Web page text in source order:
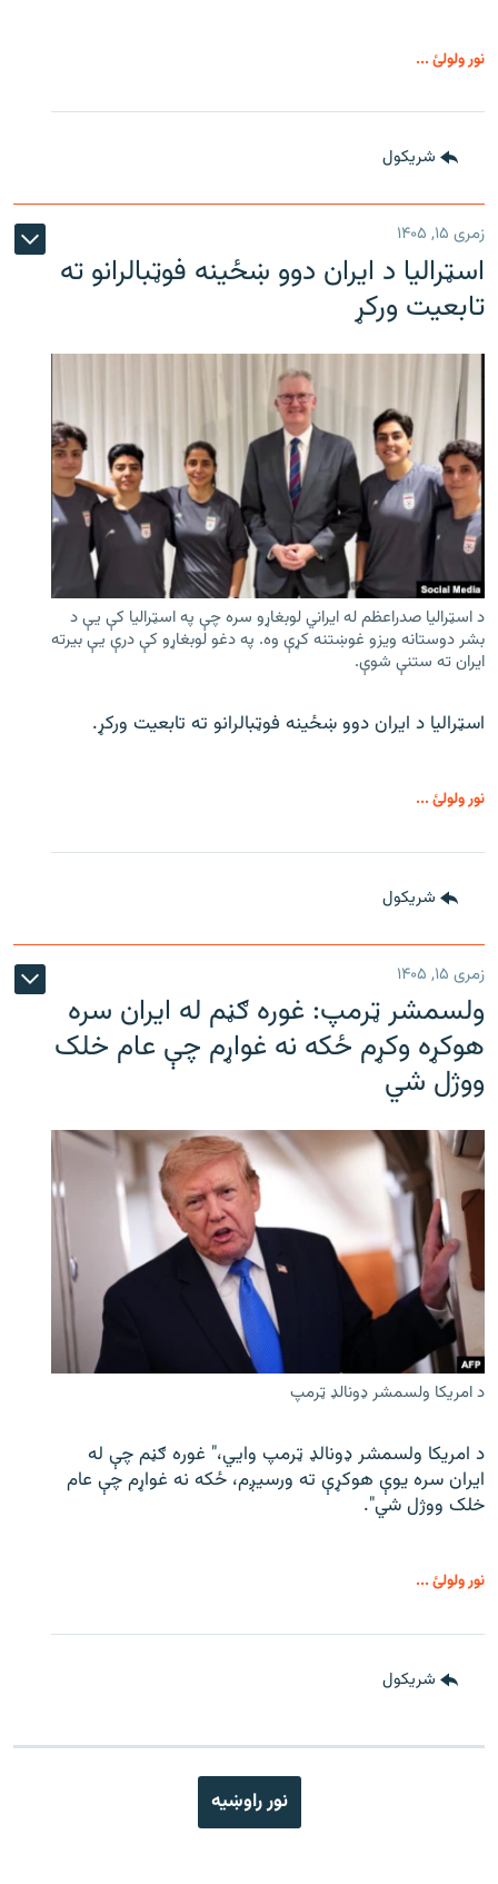
نور ولولئ ...
شريکول
زمری ۱۵, ۱۴۰۵
اسټرالیا د ایران دوو ښځینه فوټبالرانو ته
تابعیت ورکړ
د اسټرالیا صدراعظم له ایراني لوبغاړو سره چې په اسټرالیا کې يې د
بشر دوستانه ویزو غوښتنه کړې وه. په دغو لوبغاړو کې درې يې بیرته
ایران ته ستنې شوې.
اسټرالیا د ایران دوو ښځینه فوټبالرانو ته تابعیت ورکړ.
نور ولولئ ...
شريکول
زمری ۱۵, ۱۴۰۵
ولسمشر ټرمپ: غوره ګڼم له ایران سره
هوکړه وکړم ځکه نه غواړم چې عام خلک
ووژل شي
د امریکا ولسمشر ډونالډ ټرمپ
د امریکا ولسمشر ډونالډ ټرمپ وايي،" غوره ګڼم چې له
ایران سره یوې هوکړې ته ورسیږم، ځکه نه غواړم چې عام
خلک ووژل شي".
نور ولولئ ...
شريکول
نور راوښيه